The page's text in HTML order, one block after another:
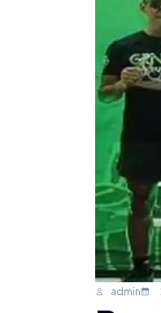
admin